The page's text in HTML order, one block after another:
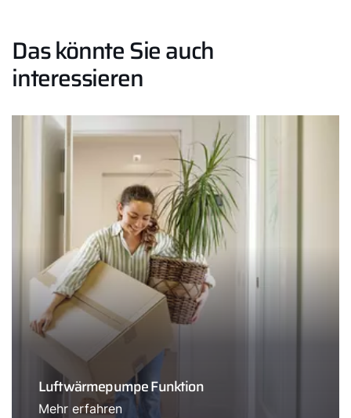
Das könnte Sie auch
interessieren
Luftwärmepumpe Funktion
Mehr erfahren